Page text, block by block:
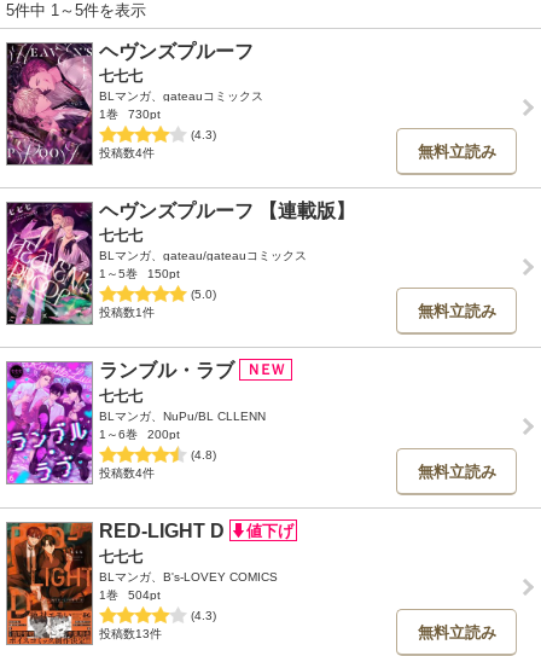
5件中 1～5件を表示
ヘヴンズプルーフ
七七七
BLマンガ、gateauコミックス
1巻
730pt
(4.3)
投稿数4件
無料立読み
ヘヴンズプルーフ 【連載版】
七七七
BLマンガ、gateau/gateauコミックス
1～5巻
150pt
(5.0)
投稿数1件
無料立読み
ランブル・ラブ
七七七
BLマンガ、NuPu/BL CLLENN
1～6巻
200pt
(4.8)
投稿数4件
無料立読み
RED-LIGHT D
七七七
BLマンガ、B's-LOVEY COMICS
1巻
504pt
(4.3)
投稿数13件
無料立読み